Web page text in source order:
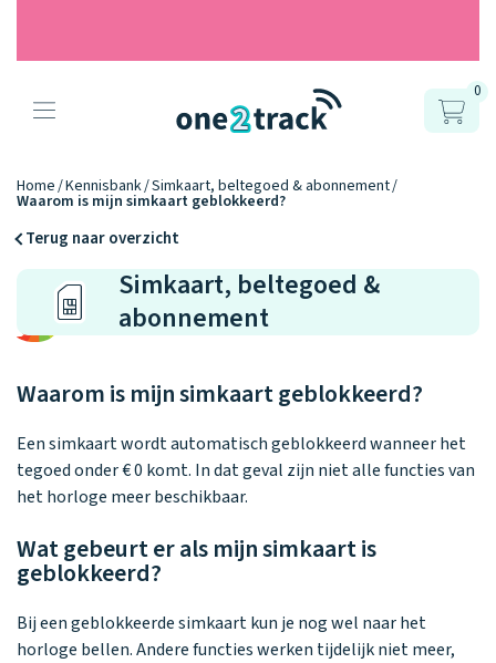
Producten
Onze gps
horloges
Connect
YOU
Connect
NEXT
Connect
UP
Horloges
vergelijken
Tweedekans
horloges
horloges
Accessoires
Opladers
Ontdek alle
accessoires
Personaliseer
je bandje!
kleur, naam en
icoon en maak
jou.
Hoe werkt
het?
Ontdek hoe
het werkt
Zo werken het
one2track-app
Waarom one2track
Handleiding
Blogs
Ons verhaal
Werken bij
0
Home Kennisbank Simkaart, beltegoed & abonnement
Waarom is mijn simkaart geblokkeerd?
Terug naar overzicht
Simkaart, beltegoed &
abonnement
Waarom is mijn simkaart geblokkeerd?
Een simkaart wordt automatisch geblokkeerd wanneer het
tegoed onder € 0 komt. In dat geval zijn niet alle functies van
het horloge meer beschikbaar.
Wat gebeurt er als mijn simkaart is
geblokkeerd?
Bij een geblokkeerde simkaart kun je nog wel naar het
horloge bellen. Andere functies werken tijdelijk niet meer,